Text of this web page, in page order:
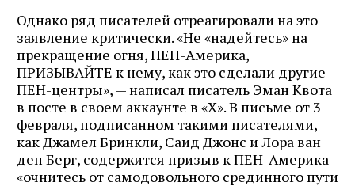
Однако ряд писателей отреагировали на это
заявление критически. «Не «надейтесь» на
прекращение огня, ПЕН-Америка,
ПРИЗЫВАЙТЕ к нему, как это сделали другие
ПЕН-центры», — написал писатель Эман Квота
в посте в своем аккаунте в «X». В письме от 3
февраля, подписанном такими писателями,
как Джамел Бринкли, Саид Джонс и Лора ван
ден Берг, содержится призыв к ПЕН-Америка
«очнитесь от самодовольного срединного пути